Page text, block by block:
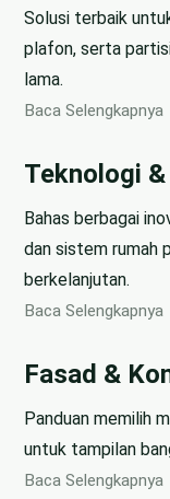
Solusi terbaik
plafon, serta
lama.
Baca Selengkapnya
Teknologi
Bahas berbagai
dan sistem rumah
berkelanjutan.
Baca Selengkapnya
Fasad &
Panduan memilih
untuk tampilan
Baca Selengkapnya